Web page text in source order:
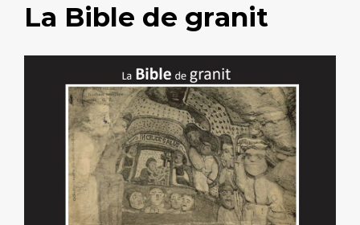
La Bible de granit